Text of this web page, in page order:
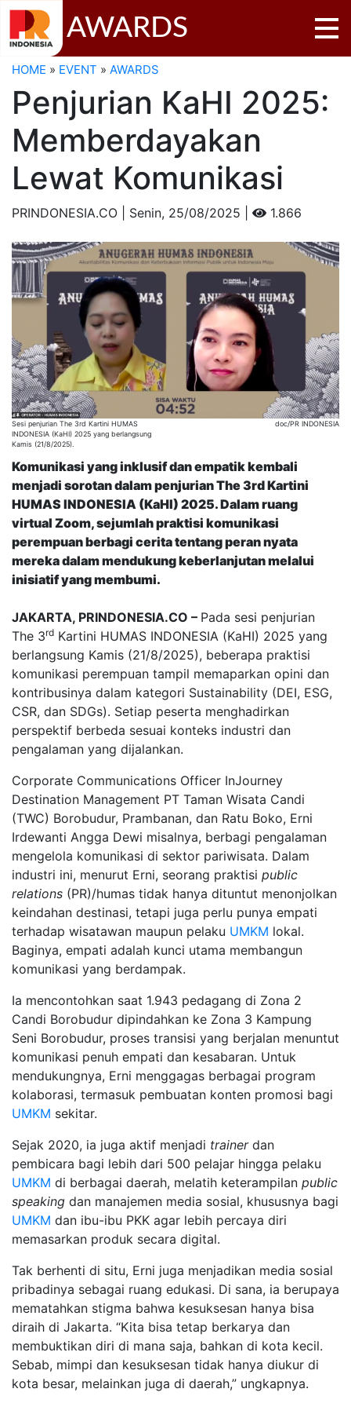
AWARDS
HOME » EVENT » AWARDS
Penjurian KaHI 2025:
Memberdayakan
Lewat Komunikasi
PRINDONESIA.CO | Senin, 25/08/2025 | 1.866
Sesi penjurian The 3rd Kartini HUMAS
INDONESIA (KaHI) 2025 yang berlangsung
Kamis (21/8/2025).
doc/PR INDONESIA
Komunikasi yang inklusif dan empatik kembali
menjadi sorotan dalam penjurian The 3rd Kartini
HUMAS INDONESIA (KaHI) 2025. Dalam ruang
virtual Zoom, sejumlah praktisi komunikasi
perempuan berbagi cerita tentang peran nyata
mereka dalam mendukung keberlanjutan melalui
inisiatif yang membumi.
JAKARTA, PRINDONESIA.CO – Pada sesi penjurian
The 3rd Kartini HUMAS INDONESIA (KaHI) 2025 yang
berlangsung Kamis (21/8/2025), beberapa praktisi
komunikasi perempuan tampil memaparkan opini dan
kontribusinya dalam kategori Sustainability (DEI, ESG,
CSR, dan SDGs). Setiap peserta menghadirkan
perspektif berbeda sesuai konteks industri dan
pengalaman yang dijalankan.
Corporate Communications Officer InJourney
Destination Management PT Taman Wisata Candi
(TWC) Borobudur, Prambanan, dan Ratu Boko, Erni
Irdewanti Angga Dewi misalnya, berbagi pengalaman
mengelola komunikasi di sektor pariwisata. Dalam
industri ini, menurut Erni, seorang praktisi public
relations (PR)/humas tidak hanya dituntut menonjolkan
keindahan destinasi, tetapi juga perlu punya empati
terhadap wisatawan maupun pelaku UMKM lokal.
Baginya, empati adalah kunci utama membangun
komunikasi yang berdampak.
Ia mencontohkan saat 1.943 pedagang di Zona 2
Candi Borobudur dipindahkan ke Zona 3 Kampung
Seni Borobudur, proses transisi yang berjalan menuntut
komunikasi penuh empati dan kesabaran. Untuk
mendukungnya, Erni menggagas berbagai program
kolaborasi, termasuk pembuatan konten promosi bagi
UMKM sekitar.
Sejak 2020, ia juga aktif menjadi trainerdan
pembicara bagi lebih dari 500 pelajar hingga pelaku
UMKM di berbagai daerah, melatih keterampilan public
speaking dan manajemen media sosial, khususnya bagi
UMKM dan ibu-ibu PKK agar lebih percaya diri
memasarkan produk secara digital.
Tak berhenti di situ, Erni juga menjadikan media sosial
pribadinya sebagai ruang edukasi. Di sana, ia berupaya
mematahkan stigma bahwa kesuksesan hanya bisa
diraih di Jakarta. “Kita bisa tetap berkarya dan
membuktikan diri di mana saja, bahkan di kota kecil.
Sebab, mimpi dan kesuksesan tidak hanya diukur di
kota besar, melainkan juga di daerah,” ungkapnya.